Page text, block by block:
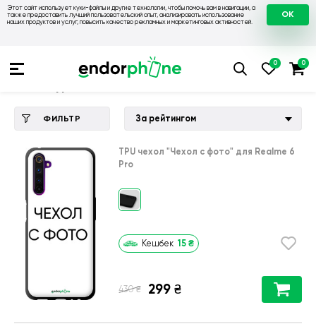
Этот сайт использует куки-файлы и другие технологии, чтобы помочь вам в навигации, а
также предоставить лучший пользовательский опыт, анализировать использование
наших продуктов и услуг, повысить качество рекламных и маркетинговых активностей.
OK
💙 Чехлы на Realme 💛 Чехол для
ФИЛЬТР За рейтингом
TPU чехол "Чехол с фото" для Realme 6
Pro
Кешбек 15 ₴
430 ₴ 299 ₴